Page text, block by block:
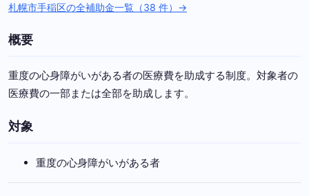
札幌市手稲区の全補助金一覧（38 件）→
概要
重度の心身障がいがある者の医療費を助成する制度。対象者の
医療費の一部または全部を助成します。
対象
重度の心身障がいがある者